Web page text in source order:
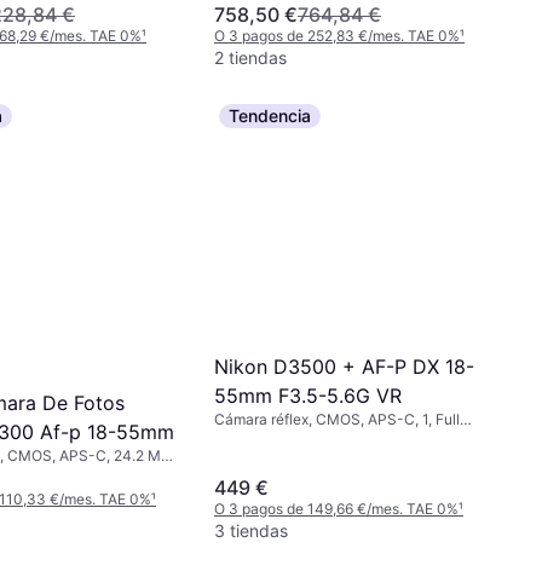
€
€/mes. TAE 0%¹
758,50 €764,84 €
O 3 pagos de 252,83 €/mes. TAE 0%¹
2 tiendas
De Fotos
Af-p 18-55mm
CMOS, APS-C, 24.2 MP,
€/mes. TAE 0%¹
Tendencia
Nikon D3500 + AF-P DX 18-
55mm F3.5-5.6G VR
Cámara réflex, CMOS, APS-C, 1, Full
449 €
O 3 pagos de 149,66 €/mes. TAE 0%¹
3 tiendas